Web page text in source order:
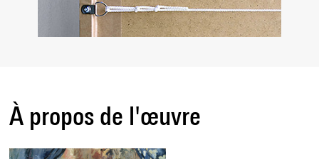
À propos de l'œuvre